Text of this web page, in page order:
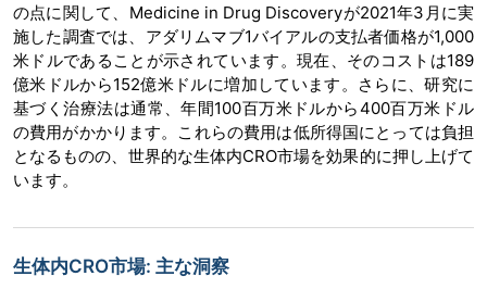
の点に関して、Medicine in Drug Discoveryが2021年3月に実
施した調査では、アダリムマブ1バイアルの支払者価格が1,000
米ドルであることが示されています。現在、そのコストは189
億米ドルから152億米ドルに増加しています。さらに、研究に
基づく治療法は通常、年間100百万米ドルから400百万米ドル
の費用がかかります。これらの費用は低所得国にとっては負担
となるものの、世界的な生体内CRO市場を効果的に押し上げて
います。
生体内CRO市場: 主な洞察